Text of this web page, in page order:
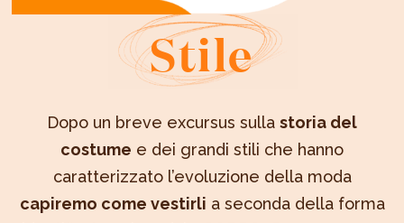
Stile
Dopo un breve excursus sulla storia del
costume e dei grandi stili che hanno
caratterizzato l’evoluzione della moda
capiremo come vestirli a seconda della forma